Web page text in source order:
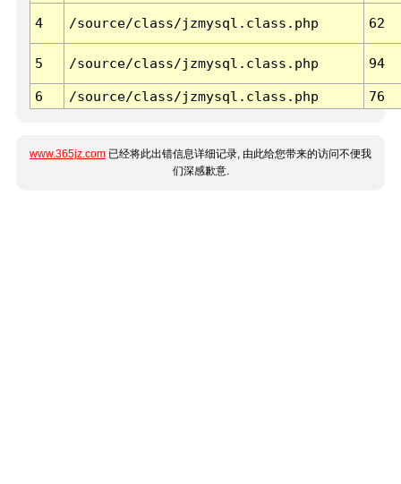
4 /source/class/jzmysql.class.php 62
5 /source/class/jzmysql.class.php 94
6 /source/class/jzmysql.class.php 76
www.365jz.com 已经将此出错信息详细记录, 由此给您带来的访问不便我
们深感歉意.